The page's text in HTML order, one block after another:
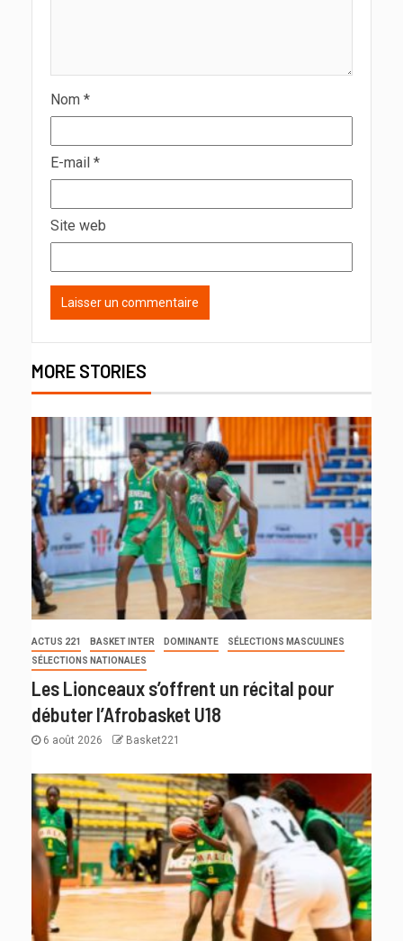
Nom *
E-mail *
Site web
MORE STORIES
ACTUS 221 BASKET INTER DOMINANTE
SÉLECTIONS MASCULINES
SÉLECTIONS NATIONALES
Les Lionceaux s’offrent un récital pour
débuter l’Afrobasket U18
6 août 2026 Basket221